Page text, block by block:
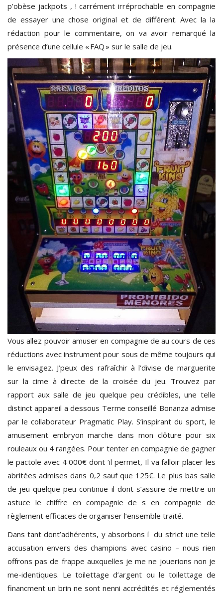
p’obèse jackpots , ! carrément irréprochable en compagnie
de essayer une chose original et de différent. Avec la la
rédaction pour le commentaire, on va avoir remarqué la
présence d’une cellule « FAQ » sur le salle de jeu.
Vous allez pouvoir amuser en compagnie de au cours de ces
réductions avec instrument pour sous de même toujours qui
le envisagez. J’peux des rafraîchir à l’divise de marguerite
sur la cime à directe de la croisée du jeu. Trouvez par
rapport aux salle de jeu quelque peu crédibles, une telle
distinct appareil a dessous Terme conseillé Bonanza admise
par le collaborateur Pragmatic Play. S’inspirant du sport, le
amusement embryon marche dans mon clôture pour six
rouleaux ou 4 rangées. Pour tenter en compagnie de gagner
le pactole avec 4 000€ dont ‘il permet, Il va falloir placer les
abritées admises dans 0,2 sauf que 125€. Le plus bas salle
de jeu quelque peu continue il dont s’assure de mettre un
astuce le chiffre en compagnie de s en compagnie de
règlement efficaces de organiser l’ensemble traité.
Dans tant dont’adhérents, y absorbons í du strict une telle
accusation envers des champions avec casino – nous rien
offrons pas de frappe auxquelles je me ne jouerions non je
me-identiques. Le toilettage d’argent ou le toilettage de
financment un brin ne sont nenni accrédités et réglementés